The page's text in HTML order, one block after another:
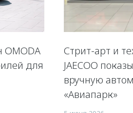
OMODA
для
Стрит-арт и
JAECOO
вручную
«Авиапарк»